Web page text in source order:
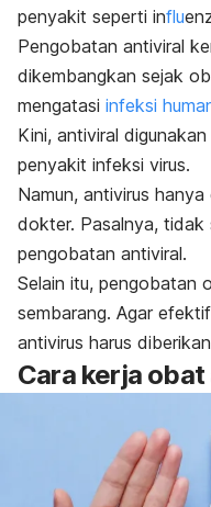
penyakit seperti influ
Pengobatan antiviral
dikembangkan sejak
mengatasi infeksi
Kini, antiviral
penyakit infeksi virus.
Namun, antivirus
dokter. Pasalnya, tidak
pengobatan antiviral.
Selain itu, pengobatan
sembarang. Agar
antivirus harus
Cara kerja